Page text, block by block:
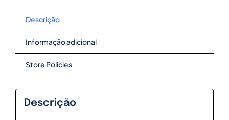
Descrição
Informação adicional
Store Policies
Descrição